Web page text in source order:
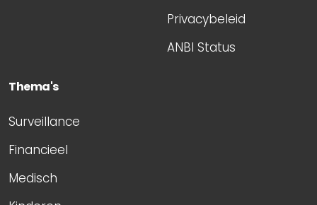
Privacybeleid
ANBI Status
Thema's
Surveillance
Financieel
Medisch